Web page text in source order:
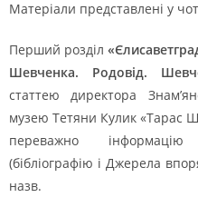
Матеріали представлені у
Перший розділ
Шевченка. Родовід.
статтею директора
музею Тетяни Кулик «Тарас
переважно інформацію
(бібліографію і Джерела
назв.